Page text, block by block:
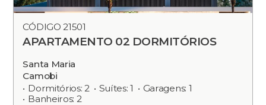
CÓDIGO 21501
APARTAMENTO 02 DORMITÓRIOS
Santa Maria
Camobi
Dormitórios: 2
Suítes: 1
Garagens: 1
Banheiros: 2